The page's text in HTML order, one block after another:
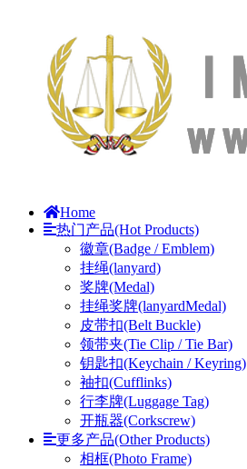
Home
热门产品(Hot Products)
徽章(Badge / Emblem)
挂绳(lanyard)
奖牌(Medal)
挂绳奖牌(lanyardMedal)
皮带扣(Belt Buckle)
领带夹(Tie Clip / Tie Bar)
钥匙扣(Keychain / Keyring)
袖扣(Cufflinks)
行李牌(Luggage Tag)
开瓶器(Corkscrew)
更多产品(Other Products)
相框(Photo Frame)